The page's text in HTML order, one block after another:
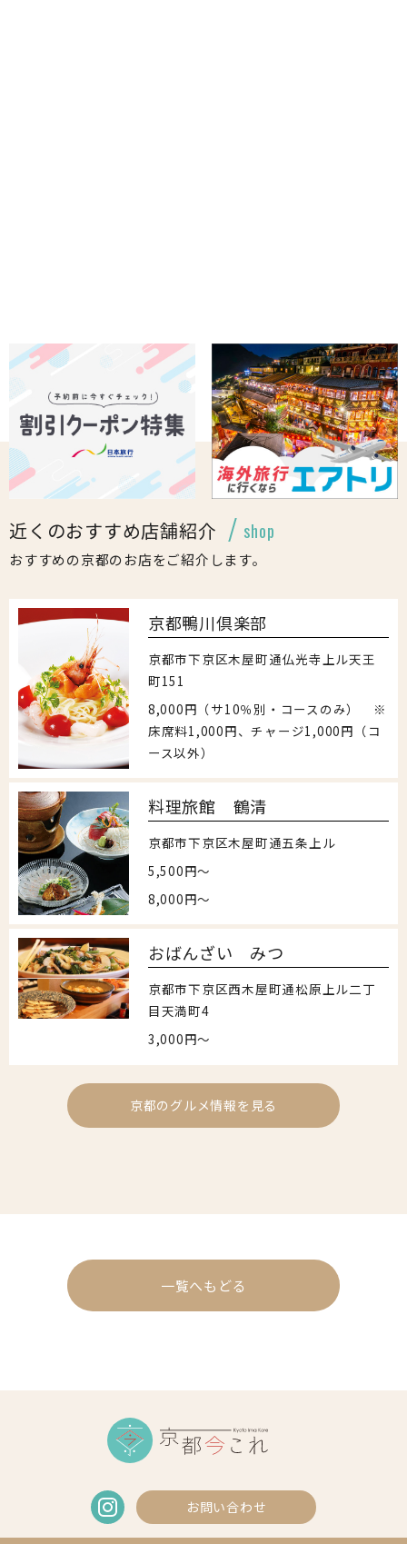
近くのおすすめ店舗紹介 shop
おすすめの京都のお店をご紹介します。
京都鴨川倶楽部
京都市下京区木屋町通仏光寺上ル天王
町151
8,000円（サ10％別・コースのみ） ※
床席料1,000円、チャージ1,000円（コ
ース以外）
料理旅館 鶴清
京都市下京区木屋町通五条上ル
5,500円～
8,000円～
おばんざい みつ
京都市下京区西木屋町通松原上ル二丁
目天満町4
3,000円～
京都のグルメ情報を見る
一覧へもどる
お問い合わせ